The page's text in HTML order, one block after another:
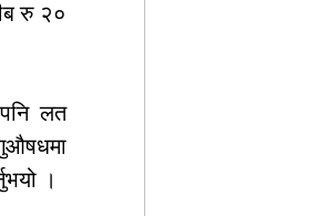
रु २०
लत
।